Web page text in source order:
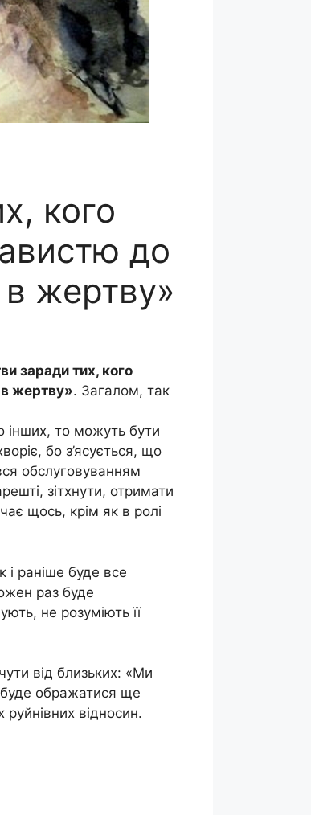
кого
до
жертву»
заради тих, кого
в жертву». Загалом, так
інших, то можуть бути
бо з’ясується, що
обслуговуванням
зітхнути, отримати
щось, крім як в ролі
і раніше буде все
раз буде
не розуміють її
від близьких: «Ми
ображатися ще
відносин.